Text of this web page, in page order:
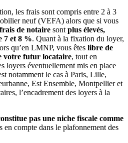
les frais sont compris entre 2 à 3
neuf (VEFA) alors que si vous
frais de notaire sont plus élevés,
7 et 8 %. Quant à la fixation du loyer,
qu’en LMNP, vous êtes libre de
votre futur locataire, tout en
loyers éventuellement mis en place
notamment le cas à Paris, Lille,
Est Ensemble, Montpellier et
l’encadrement des loyers à la
pas une niche fiscale comme
en compte dans le plafonnement des